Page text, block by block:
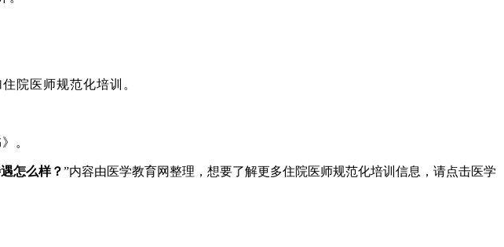
院医师规范化培训。
。
怎么样？”内容由医学教育网整理，想要了解更多住院医师规范化培训信息，请点击医学